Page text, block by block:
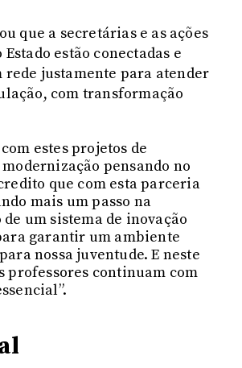
que a secretárias e as ações
Estado estão conectadas e
justamente para atender
com transformação
estes projetos de
pensando no
que com esta parceria
mais um passo na
um sistema de inovação
garantir um ambiente
nossa juventude. E neste
professores continuam com